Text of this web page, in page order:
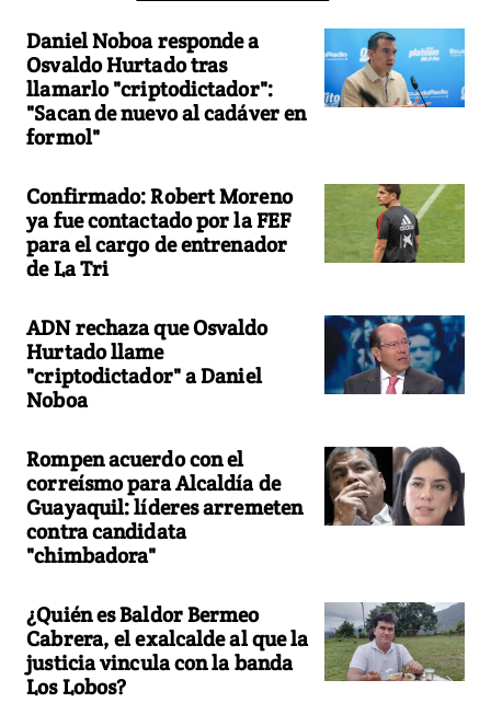
Daniel Noboa responde a
Osvaldo Hurtado tras
llamarlo "criptodictador":
"Sacan de nuevo al cadáver en
formol"
Confirmado: Robert Moreno
ya fue contactado por la FEF
para el cargo de entrenador
de La Tri
ADN rechaza que Osvaldo
Hurtado llame
"criptodictador" a Daniel
Noboa
Rompen acuerdo con el
correísmo para Alcaldía de
Guayaquil: líderes arremeten
contra candidata
"chimbadora"
¿Quién es Baldor Bermeo
Cabrera, el exalcalde al que la
justicia vincula con la banda
Los Lobos?